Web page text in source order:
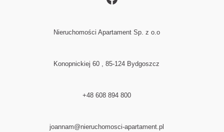
Nieruchomości Apartament Sp. z o.o
Konopnickiej 60 , 85-124 Bydgoszcz
+48 608 894 800
joannam@nieruchomosci-apartament.pl